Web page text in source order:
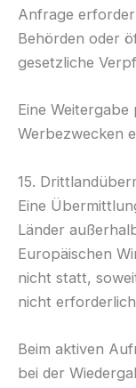
Anfrage
Behörden oder
gesetzliche
Eine
Werbezwecken
15.
Eine
Länder
Europäischen
nicht statt,
nicht
Beim aktiven
bei der